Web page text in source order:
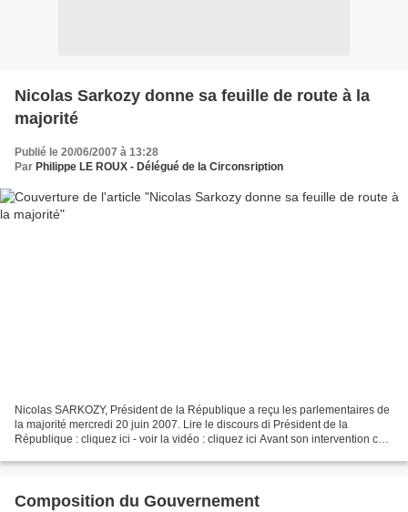
Nicolas Sarkozy donne sa feuille de route à la
majorité
Publié le 20/06/2007 à 13:28
Par Philippe LE ROUX - Délégué de la Circonsription
Nicolas SARKOZY, Président de la République a reçu les parlementaires de
la majorité mercredi 20 juin 2007. Lire le discours di Président de la
République : cliquez ici - voir la vidéo : cliquez ici Avant son intervention ce
Composition du Gouvernement